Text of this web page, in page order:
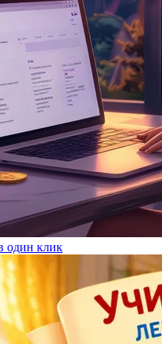
один клик